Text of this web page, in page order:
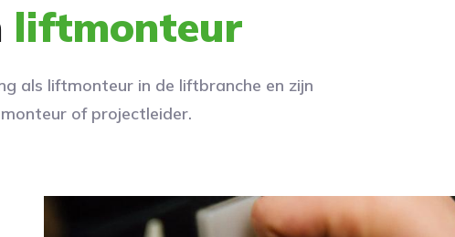
liftmonteur
als liftmonteur in de liftbranche en zijn
of projectleider.